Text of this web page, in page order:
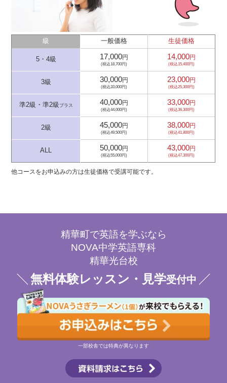
級 一般価格 生徒価格
5・4級 17,000円
(税込18,700円)
14,000円
(税込15,400円)
3級 30,000円
(税込33,000円)
23,000円
(税込25,300円)
準2級・準2級 プラス 40,000円
(税込44,000円)
33,000円
(税込36,300円)
2級 45,000円
(税込49,500円)
38,000円
(税込41,800円)
ALL 50,000円
(税込55,000円)
43,000円
(税込47,300円)
他コースをお申込みの方は生徒価格で受講可能です。
精華町で英語を学ぶなら
NOVA中学英語専科
精華光台校
無料体験レッスン・見学受付中
一部校舎では特典が異なります